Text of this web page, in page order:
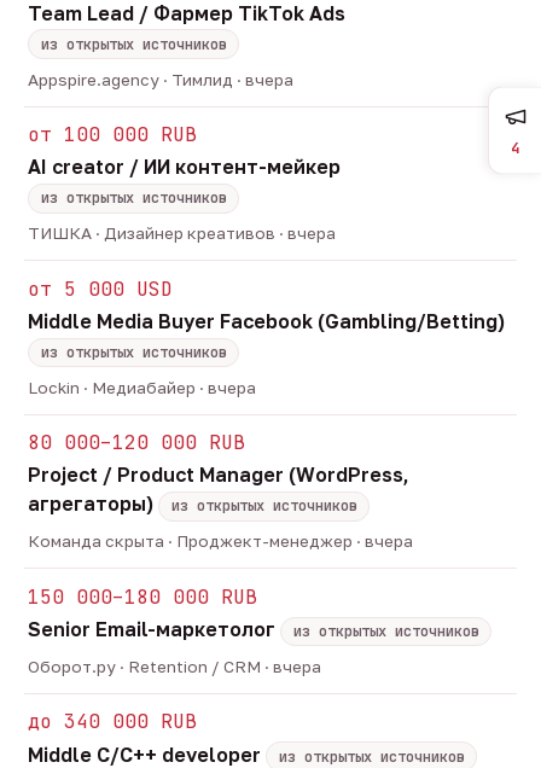
Team Lead / Фармер TikTok Ads
из открытых источников
Appspire.agency · Тимлид · вчера
от 100 000 RUB
AI creator / ИИ контент-мейкер
из открытых источников
ТИШКА · Дизайнер креативов · вчера
от 5 000 USD
Middle Media Buyer Facebook (Gambling/Betting)
из открытых источников
Lockin · Медиабайер · вчера
80 000–120 000 RUB
Project / Product Manager (WordPress,
агрегаторы)
из открытых источников
Команда скрыта · Проджект-менеджер · вчера
150 000–180 000 RUB
Senior Email-маркетолог
из открытых источников
Оборот.ру · Retention / CRM · вчера
до 340 000 RUB
Middle C/C++ developer
из открытых источников
4